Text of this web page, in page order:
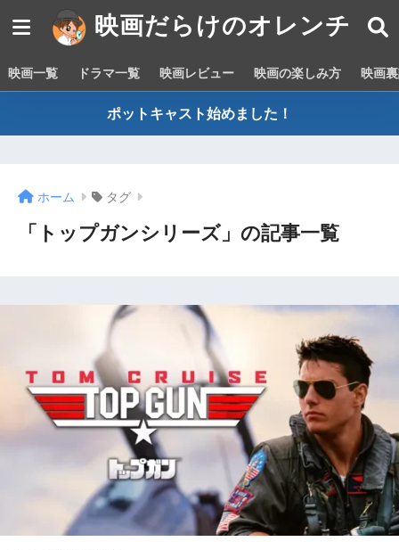
映画だらけのオレンチ
映画一覧 ドラマ一覧 映画レビュー 映画の楽しみ方 映画
ポットキャスト始めました！
ホーム タグ
「トップガンシリーズ」の記事一覧